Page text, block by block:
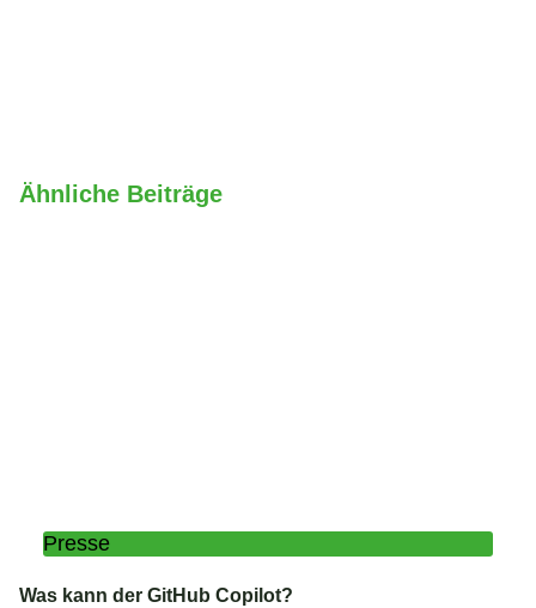
Ähnliche Beiträge
Presse
Was kann der GitHub Copilot?